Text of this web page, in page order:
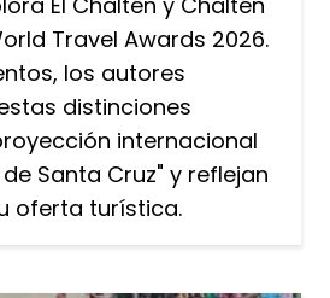
Travel Awards 2026.
los autores
distinciones
internacional
Santa Cruz" y reflejan
oferta turística.